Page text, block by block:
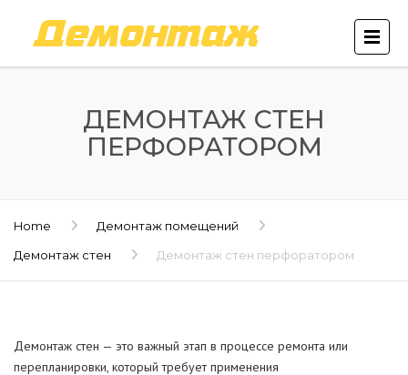
ДЕМОНТАЖ СТЕН
ПЕРФОРАТОРОМ
Home
Демонтаж помещений
Демонтаж стен
Демонтаж стен перфоратором
Демонтаж стен — это важный этап в процессе ремонта или
перепланировки, который требует применения